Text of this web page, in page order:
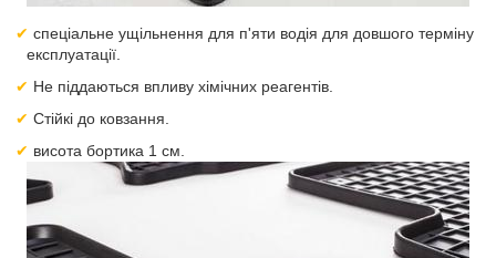
спеціальне ущільнення для п'яти водія для довшого терміну
експлуатації.
Не піддаються впливу хімічних реагентів.
Стійкі до ковзання.
висота бортика 1 см.